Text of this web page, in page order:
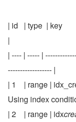
| id   | type  | key
|
| ---- | ----- |
------------------ |
| 1    | range |
Using index
| 2    | range | idx